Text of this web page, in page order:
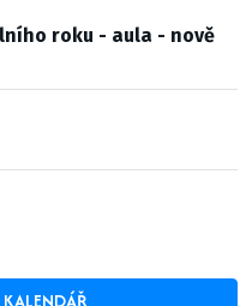
roku - aula - nově